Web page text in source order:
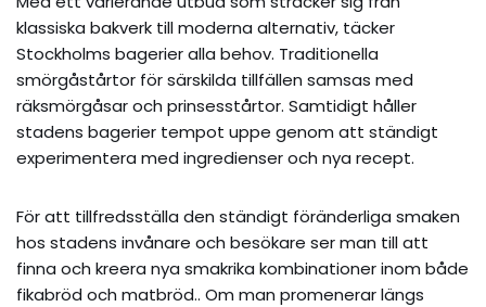
klassiska bakverk till moderna alternativ, täcker
Stockholms bagerier alla behov. Traditionella
smörgåstårtor för särskilda tillfällen samsas med
räksmörgåsar och prinsesstårtor. Samtidigt håller
stadens bagerier tempot uppe genom att ständigt
experimentera med ingredienser och nya recept.
För att tillfredsställa den ständigt föränderliga smaken
hos stadens invånare och besökare ser man till att
finna och kreera nya smakrika kombinationer inom både
fikabröd och matbröd.. Om man promenerar längs